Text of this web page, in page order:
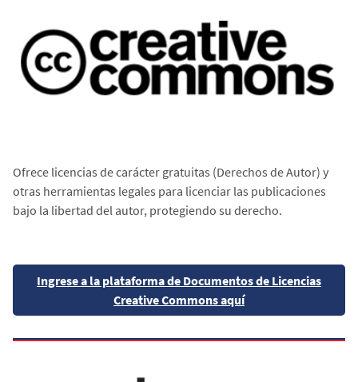
Ofrece licencias de carácter gratuitas (Derechos de Autor) y
otras herramientas legales para licenciar las publicaciones
bajo la libertad del autor, protegiendo su derecho.
Ingrese a la plataforma de Documentos de Licencias
Creative Commons aquí